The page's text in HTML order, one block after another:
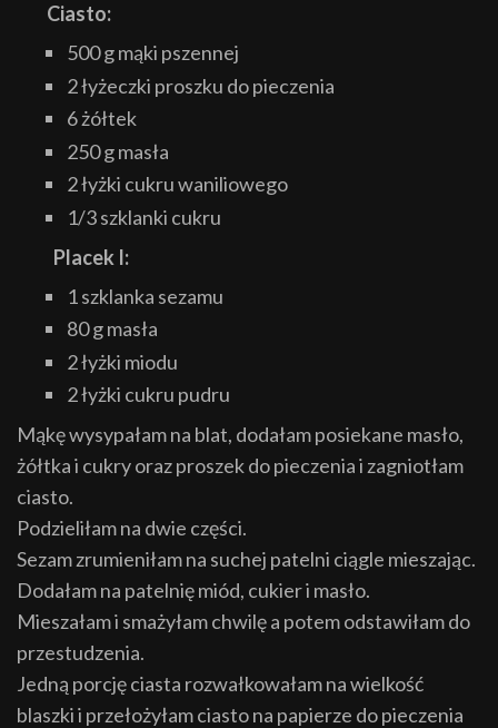
Ciasto:
500 g mąki pszennej
2 łyżeczki proszku do pieczenia
6 żółtek
250 g masła
2 łyżki cukru waniliowego
1/3 szklanki cukru
Placek I:
1 szklanka sezamu
80 g masła
2 łyżki miodu
2 łyżki cukru pudru
Mąkę wysypałam na blat, dodałam posiekane masło,
żółtka i cukry oraz proszek do pieczenia i zagniotłam
ciasto.
Podzieliłam na dwie części.
Sezam zrumieniłam na suchej patelni ciągle mieszając.
Dodałam na patelnię miód, cukier i masło.
Mieszałam i smażyłam chwilę a potem odstawiłam do
przestudzenia.
Jedną porcję ciasta rozwałkowałam na wielkość
blaszki i przełożyłam ciasto na papierze do pieczenia